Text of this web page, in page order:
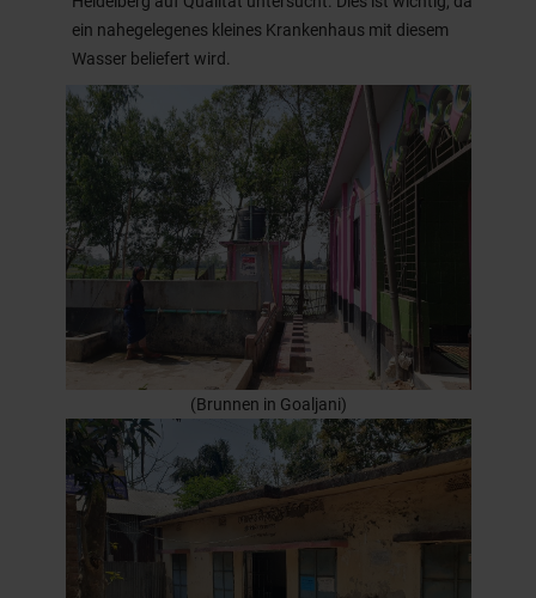
ein nahegelegenes kleines Krankenhaus mit diesem
Wasser beliefert wird.
(Brunnen in Goaljani)